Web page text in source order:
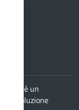
è un
la soluzione